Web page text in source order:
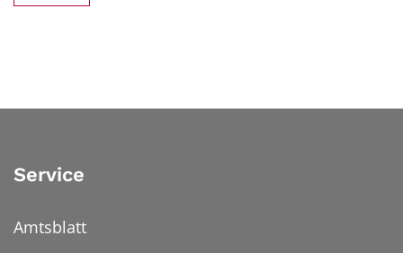
Service
Amtsblatt